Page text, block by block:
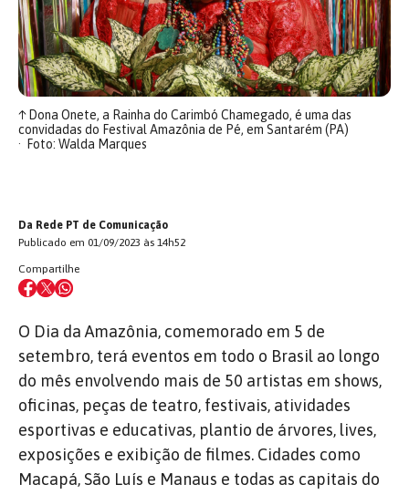
↑Dona Onete, a Rainha do Carimbó Chamegado, é uma das
convidadas do Festival Amazônia de Pé, em Santarém (PA)
Foto: Walda Marques
Da Rede PT de Comunicação
Publicado em 01/09/2023 às 14h52
Compartilhe
O Dia da Amazônia, comemorado em 5 de
setembro, terá eventos em todo o Brasil ao longo
do mês envolvendo mais de 50 artistas em shows,
oficinas, peças de teatro, festivais, atividades
esportivas e educativas, plantio de árvores, lives,
exposições e exibição de filmes. Cidades como
Macapá, São Luís e Manaus e todas as capitais do